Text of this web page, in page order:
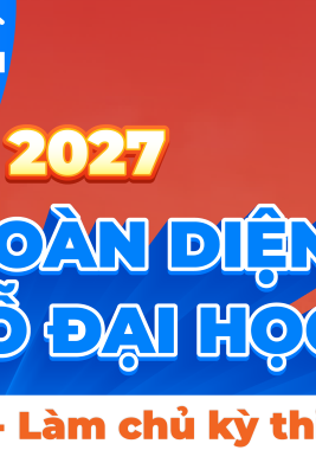
9 Ngôn ngữ Anh
10 Ngôn ngữ Trung Quốc
C00; C03; C04;
D01; D14; D15
11 Quản lý kinh tế
A00; A01; C14;
D01; D10; X01
12 Tâm lý học giáo dục
C00; C03; C04;
C19; C20; D01;
X70; X74
C00; C03; C04;
X70; X74
A00; A01; C14;